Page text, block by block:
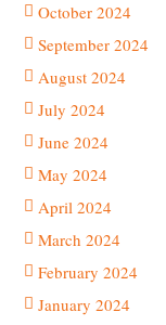
October 2024
September 2024
August 2024
July 2024
June 2024
May 2024
April 2024
March 2024
February 2024
January 2024